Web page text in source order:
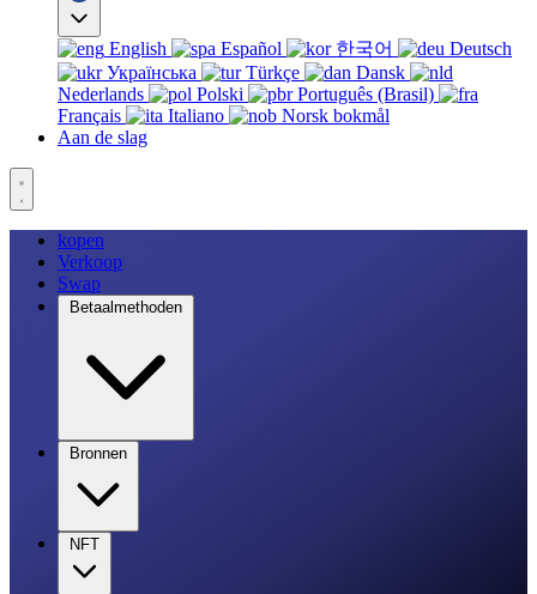
English Español 한국어
Deutsch
Українська
Türkçe
Dansk
Nederlands
Polski
Português (Brasil)
Français
Italiano
Norsk bokmål
Aan de slag
kopen
Verkoop
Swap
Betaalmethoden
Bronnen
NFT